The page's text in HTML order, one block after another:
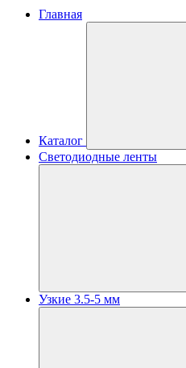
Главная
Каталог
Светодиодные ленты
Узкие 3.5-5 мм